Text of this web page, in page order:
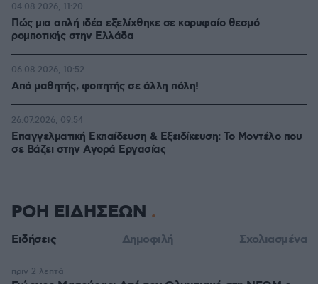
Πώς μια απλή ιδέα εξελίχθηκε σε κορυφαίο θεσμό
ρομποτικής στην Ελλάδα
04.08.2026, 11:20
Από μαθητής, φοιτητής σε άλλη πόλη!
06.08.2026, 10:52
Επαγγελματική Εκπαίδευση & Εξειδίκευση: Το Mοντέλο που
σε Bάζει στην Aγορά Eργασίας
26.07.2026, 09:54
ΡΟΗ ΕΙΔΗΣΕΩΝ
Ειδήσεις Δημοφιλή Σχολιασμένα
πριν 2 λεπτά